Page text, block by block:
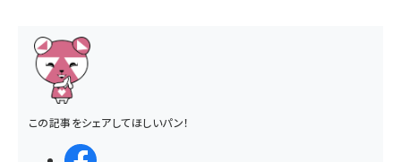
この記事をシェアしてほしいパン！